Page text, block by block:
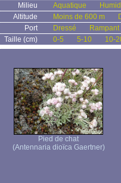
Milieu Aquatique
Altitude
Moins de 600 m
Port
Dressé Rampant
Taille (cm)
0-5 5-10 10-
Pied de chat
(Antennaria dioïca Gaertner)